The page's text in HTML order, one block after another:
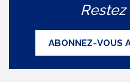
ABONNEZ-VOUS